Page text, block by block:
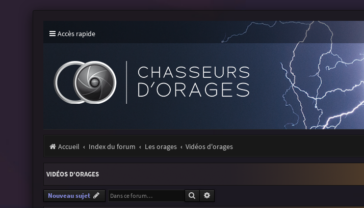
Accès rapide
Accueil Index du forum Les orages Vidéos d'orages
VIDÉOS D'ORAGES
Nouveau sujet Rechercher